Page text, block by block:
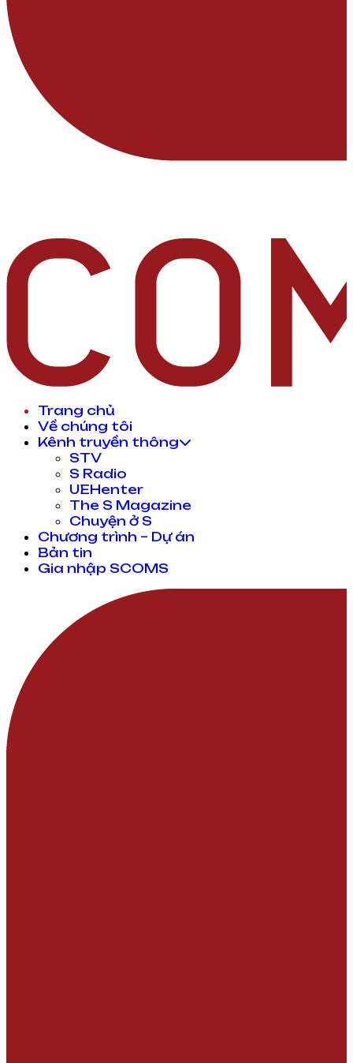
Trang chủ
Về chúng tôi
Kênh truyền thông
STV
S Radio
UEHenter
The S Magazine
Chuyện ở S
Chương trình – Dự án
Bản tin
Gia nhập SCOMS